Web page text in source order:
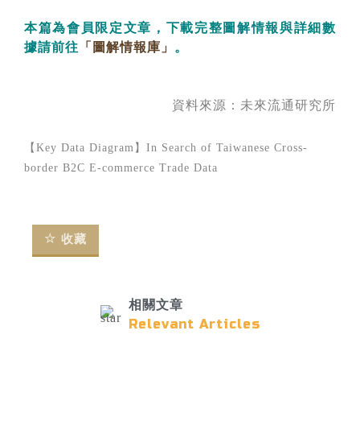
本篇為會員限定文章，下載完整圖解情報與詳細數
據請前往 「圖解情報庫」 。
資料來源： 未來流通研究所
【Key Data Diagram】In Search of Taiwanese Cross-
border B2C E-commerce Trade Data
收藏
相關文章
Relevant Articles